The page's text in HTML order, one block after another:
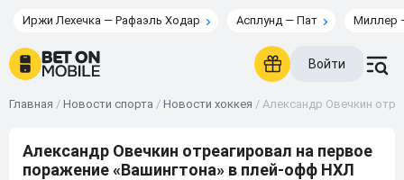
Иржи Лехечка — Рафаэль Ходар Асплунд — Пат Миллер
Войти
Главная / Новости спорта / Новости хоккея / Александр Овечкин
Александр Овечкин отреагировал на первое
поражение «Вашингтона» в плей-офф НХЛ